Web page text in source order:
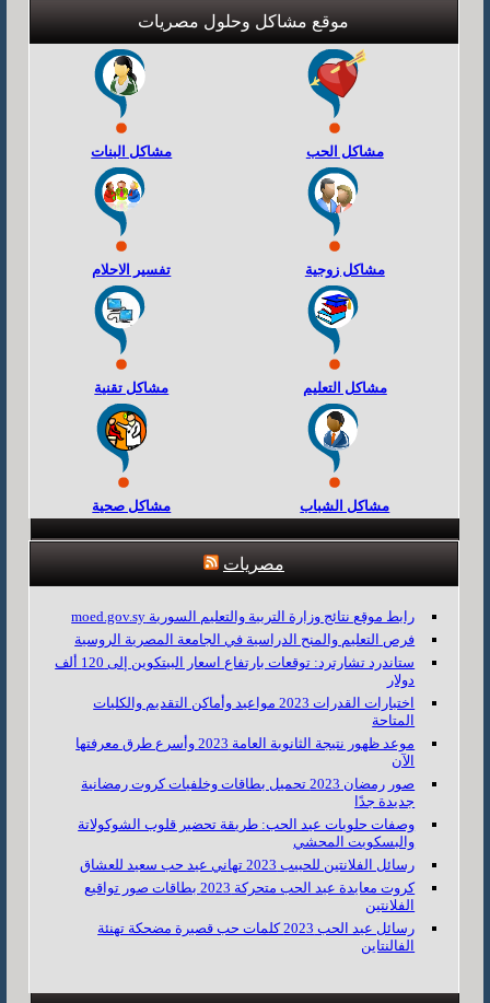
موقع مشاكل وحلول مصريات
مشاكل البنات مشاكل الحب
تفسير الاحلام مشاكل زوجية
مشاكل تقنية مشاكل التعليم
مشاكل صحية مشاكل الشباب
مصريات
رابط موقع نتائج وزارة التربية والتعليم السورية moed.gov.sy
فرص التعليم والمنح الدراسية في الجامعة المصرية الروسية
ستاندرد تشارترد: توقعات بارتفاع اسعار البيتكوين إلى 120 ألف
دولار
اختبارات القدرات 2023 مواعيد وأماكن التقديم والكليات
المتاحة
موعد ظهور نتيجة الثانوية العامة 2023 وأسرع طرق معرفتها
الآن
صور رمضان 2023 تحميل بطاقات وخلفيات كروت رمضانية
جديدة جدًا
وصفات حلويات عيد الحب: طريقة تحضير قلوب الشوكولاتة
والبسكويت المحشي
رسائل الفلانتين للحبيب 2023 تهاني عيد حب سعيد للعشاق
كروت معايدة عيد الحب متحركة 2023 بطاقات صور تواقيع
الفلانتين
رسائل عيد الحب 2023 كلمات حب قصيرة مضحكة تهنئة
الفالنتاين